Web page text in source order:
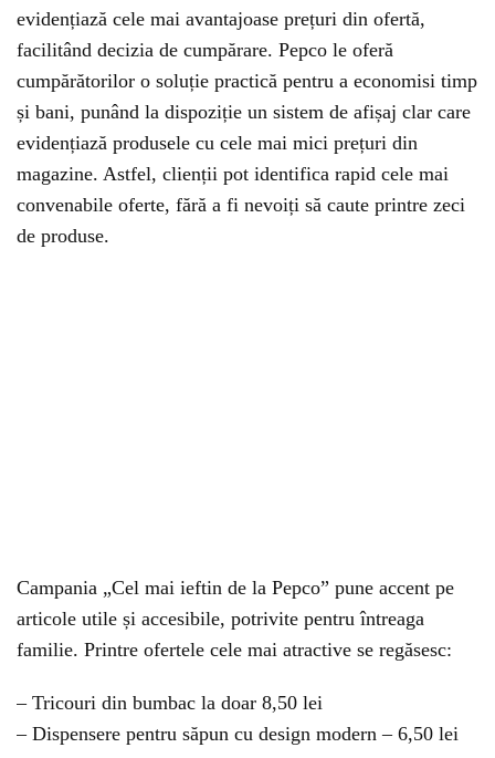
evidențiază cele mai avantajoase prețuri din ofertă,
facilitând decizia de cumpărare. Pepco le oferă
cumpărătorilor o soluție practică pentru a economisi timp
și bani, punând la dispoziție un sistem de afișaj clar care
evidențiază produsele cu cele mai mici prețuri din
magazine. Astfel, clienții pot identifica rapid cele mai
convenabile oferte, fără a fi nevoiți să caute printre zeci
de produse.
Campania „Cel mai ieftin de la Pepco” pune accent pe
articole utile și accesibile, potrivite pentru întreaga
familie. Printre ofertele cele mai atractive se regăsesc:
– Tricouri din bumbac la doar 8,50 lei
– Dispensere pentru săpun cu design modern – 6,50 lei